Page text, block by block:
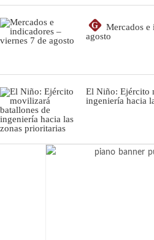
G
Mercados e
agosto
El Niño: Ejército
ingeniería hacia